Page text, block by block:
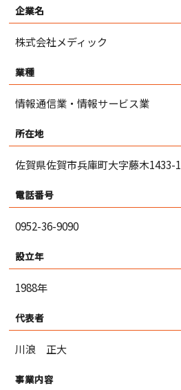
企業名
株式会社メディック
業種
情報通信業・情報サービス業
所在地
佐賀県佐賀市兵庫町大字藤木1433-1
電話番号
0952-36-9090
設立年
1988年
代表者
川浪 正大
事業内容